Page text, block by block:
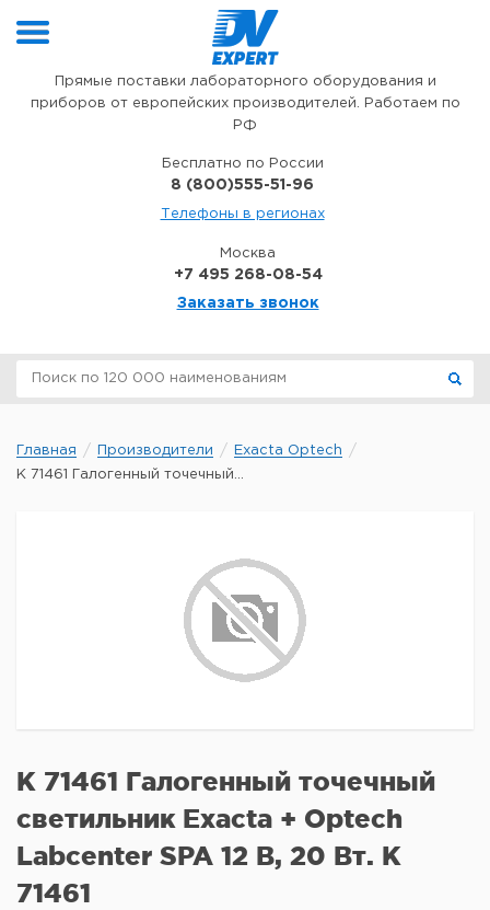
Прямые поставки лабораторного оборудования и
приборов от европейских производителей. Работаем по
РФ
Бесплатно по России
8 (800)555-51-96
Телефоны в регионах
Москва
+7 495 268-08-54
Заказать звонок
Главная Производители
Exacta Optech
K 71461 Галогенный точечный...
K 71461 Галогенный точечный
светильник Exacta + Optech
Labcenter SPA 12 В, 20 Вт. K
71461